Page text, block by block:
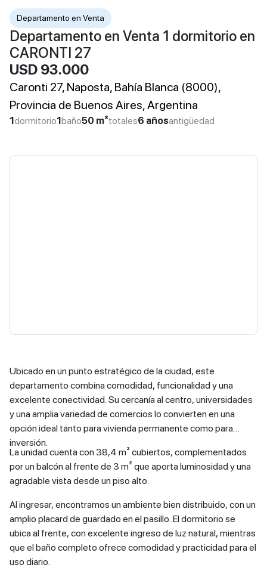
Departamento en Venta
Departamento en Venta 1 dormitorio en
CARONTI 27
USD 93.000
Caronti 27, Naposta, Bahía Blanca (8000),
Provincia de Buenos Aires, Argentina
1dormitorio1baño50 m²totales6 añosantigüedad
Ubicado en un punto estratégico de la ciudad, este
departamento combina comodidad, funcionalidad y una
excelente conectividad. Su cercanía al centro, universidades
y una amplia variedad de comercios lo convierten en una
opción ideal tanto para vivienda permanente como para
inversión.
La unidad cuenta con 38,4 m² cubiertos, complementados
por un balcón al frente de 3 m² que aporta luminosidad y una
agradable vista desde un piso alto.
Al ingresar, encontramos un ambiente bien distribuido, con un
amplio placard de guardado en el pasillo. El dormitorio se
ubica al frente, con excelente ingreso de luz natural, mientras
que el baño completo ofrece comodidad y practicidad para el
uso diario.